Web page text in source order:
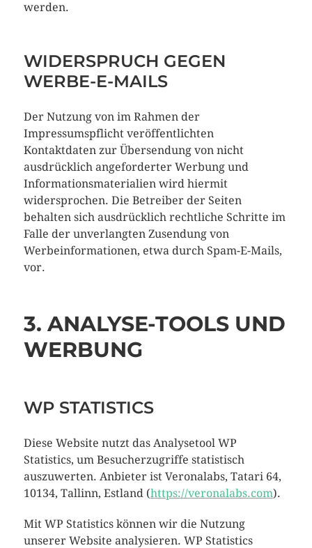
werden.
WIDERSPRUCH GEGEN
WERBE-E-MAILS
Der Nutzung von im Rahmen der
Impressumspflicht veröffentlichten
Kontaktdaten zur Übersendung von nicht
ausdrücklich angeforderter Werbung und
Informationsmaterialien wird hiermit
widersprochen. Die Betreiber der Seiten
behalten sich ausdrücklich rechtliche Schritte im
Falle der unverlangten Zusendung von
Werbeinformationen, etwa durch Spam-E-Mails,
vor.
3. ANALYSE-TOOLS UND
WERBUNG
WP STATISTICS
Diese Website nutzt das Analysetool WP
Statistics, um Besucherzugriffe statistisch
auszuwerten. Anbieter ist Veronalabs, Tatari 64,
10134, Tallinn, Estland (https://veronalabs.com).
Mit WP Statistics können wir die Nutzung
unserer Website analysieren. WP Statistics